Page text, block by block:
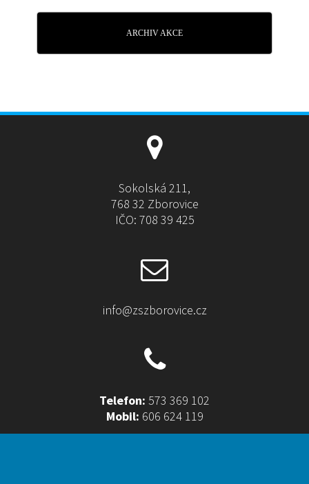
ARCHIV AKCE
Sokolská 211,
768 32 Zborovice
IČO: 708 39 425
info@zszborovice.cz
Telefon: 573 369 102
Mobil: 606 624 119